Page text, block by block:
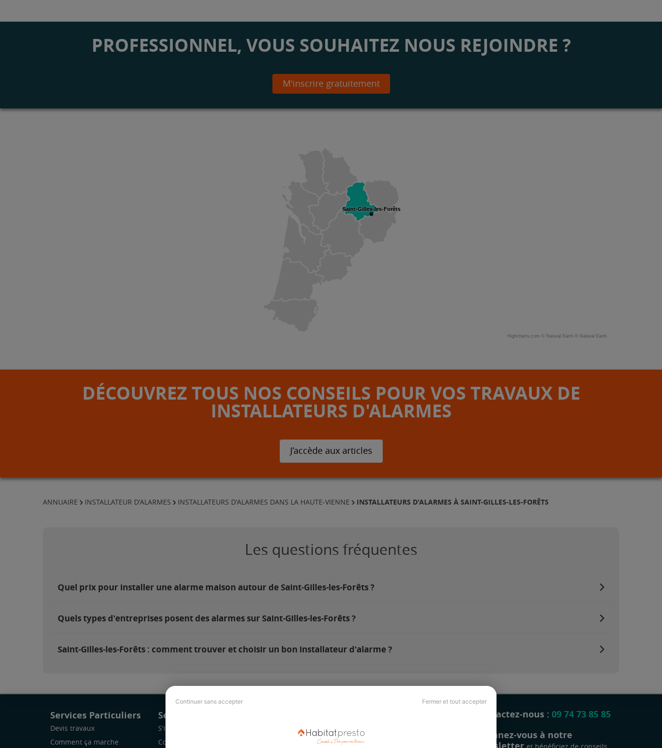
Continuer sans accepter Fermer et tout accepter
PROFESSIONNEL, VOUS SOUHAITEZ NOUS REJOINDRE ?
M'inscrire gratuitement
Saint-Gilles-les-Forêts
Highcharts.com © Natural Earth © Natural Earth
DÉCOUVREZ TOUS NOS CONSEILS POUR VOS TRAVAUX DE
INSTALLATEURS D'ALARMES
J’accède aux articles
ANNUAIRE INSTALLATEUR D'ALARMES INSTALLATEURS D'ALARMES DANS LA HAUTE-VIENNE INSTALLATEURS D'ALARMES À SAINT-GILLES-LES-FORÊTS
Les questions fréquentes
Quel prix pour installer une alarme maison autour de Saint-Gilles-les-Forêts ?
Quels types d'entreprises posent des alarmes sur Saint-Gilles-les-Forêts ?
Saint-Gilles-les-Forêts : comment trouver et choisir un bon installateur d'alarme ?
Services Particuliers
Devis travaux
Comment ça marche
Services Pro
S'inscrire
Comment ça marche
Revue de presse
Contactez-nous : 09 74 73 85 85
Abonnez-vous à notre